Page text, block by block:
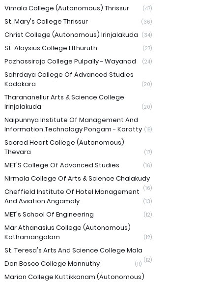
Vimala College (Autonomous) Thrissur (47)
St. Mary's College Thrissur (36)
Christ College (Autonomous) Irinjalakuda (34)
St. Aloysius College Elthuruth (27)
Pazhassiraja College Pulpally - Wayanad (24)
Sahrdaya College Of Advanced Studies
Kodakara
(20)
Tharananellur Arts & Science College
Irinjalakuda
(20)
Naipunnya Institute Of Management And
Information Technology Pongam - Koratty (18)
Sacred Heart College (Autonomous)
Thevara
(17)
MET'S College Of Advanced Studies (16)
Nirmala College Of Arts & Science Chalakudy
(16)
Cheffield Institute Of Hotel Management
And Aviation Angamaly
(13)
MET's School Of Engineering (12)
Mar Athanasius College (Autonomous)
Kothamangalam
(12)
St. Teresa's Arts And Science College Mala
(12)
Don Bosco College Mannuthy (11)
Marian College Kuttikkanam (Autonomous)